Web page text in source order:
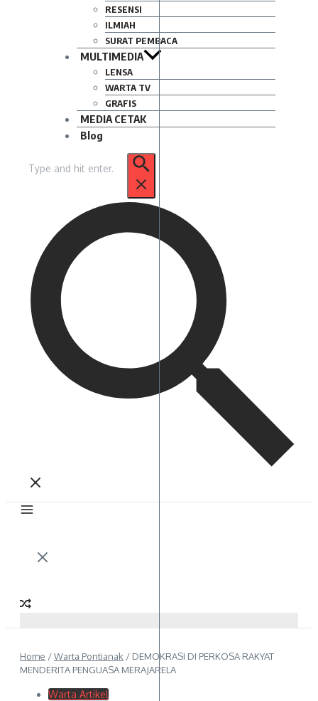
RESENSI
ILMIAH
SURAT PEMBACA
MULTIMEDIA
LENSA
WARTA TV
GRAFIS
MEDIA CETAK
Blog
untuk:
Home /Warta Pontianak / DEMOKRASI DI PERKOSA RAKYAT
MENDERITA PENGUASA MERAJARELA
Warta Artikel